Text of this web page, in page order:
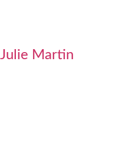
Julie Martin